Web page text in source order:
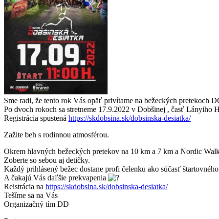
Sme radi, že tento rok Vás opäť privítame na bežeckých
Po dvoch rokoch sa stretneme 17.9.2022 v Dobšinej , časť Lányiho
Registrácia spustená https://skdobsina.sk/dobsinska-desiatka/
Zažite beh s rodinnou atmosférou.
Okrem hlavných bežeckých pretekov na 10 km a 7 km a Nordic
Zoberte so sebou aj detičky.
Každý prihlásený bežec dostane profi čelenku ako súčasť
A čakajú Vás daľšie prekvapenia
Reistrácia na https://skdobsina.sk/dobsinska-desiatka/
Tešíme sa na Vás
Organizačný tím DD